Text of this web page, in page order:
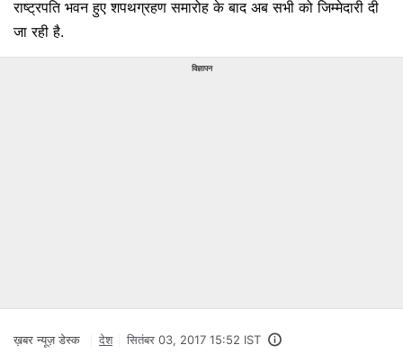
राष्ट्रपति भवन हुए शपथग्रहण समारोह के बाद अब सभी को जिम्मेदारी दी
जा रही है.
विज्ञापन
ख़बर न्यूज़ डेस्क देश सितंबर 03, 2017 15:52 IST